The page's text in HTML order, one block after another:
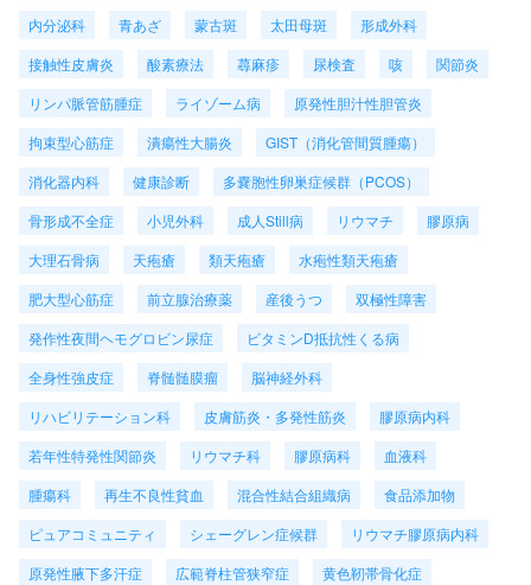
内分泌科
青あざ 蒙古斑 太田母斑
形成外科
接触性皮膚炎
酸素療法 蕁麻疹 尿検査 咳
関節炎
リンパ脈管筋腫症
ライゾーム病
原発性胆汁性胆管炎
拘束型心筋症
潰瘍性大腸炎
GIST（消化管間質腫瘍）
消化器内科
健康診断
多嚢胞性卵巣症候群（PCOS）
骨形成不全症
小児外科 成人Still病 リウマチ
膠原病
大理石骨病
天疱瘡 類天疱瘡
水疱性類天疱瘡
肥大型心筋症
前立腺治療薬 産後うつ
双極性障害
発作性夜間ヘモグロビン尿症
ビタミンD抵抗性くる病
全身性強皮症
脊髄髄膜瘤
脳神経外科
リハビリテーション科
皮膚筋炎・多発性筋炎
膠原病内科
若年性特発性関節炎
リウマチ科 膠原病科
血液科
腫瘍科
再生不良性貧血 混合性結合組織病
食品添加物
ピュアコミュニティ
シェーグレン症候群
リウマチ膠原病内科
原発性腋下多汗症
広範脊柱管狭窄症
黄色靭帯骨化症